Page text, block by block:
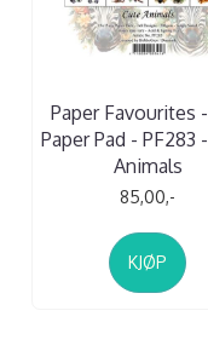
Paper Favourites
Paper Pad - PF283
Animals
85,00,-
KJØP